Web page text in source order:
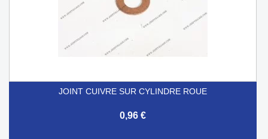
JOINT CUIVRE SUR CYLINDRE ROUE
0,96 €